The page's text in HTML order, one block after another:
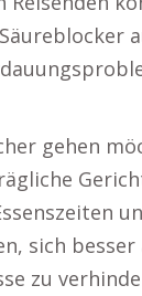
gehen
sich besser
zu